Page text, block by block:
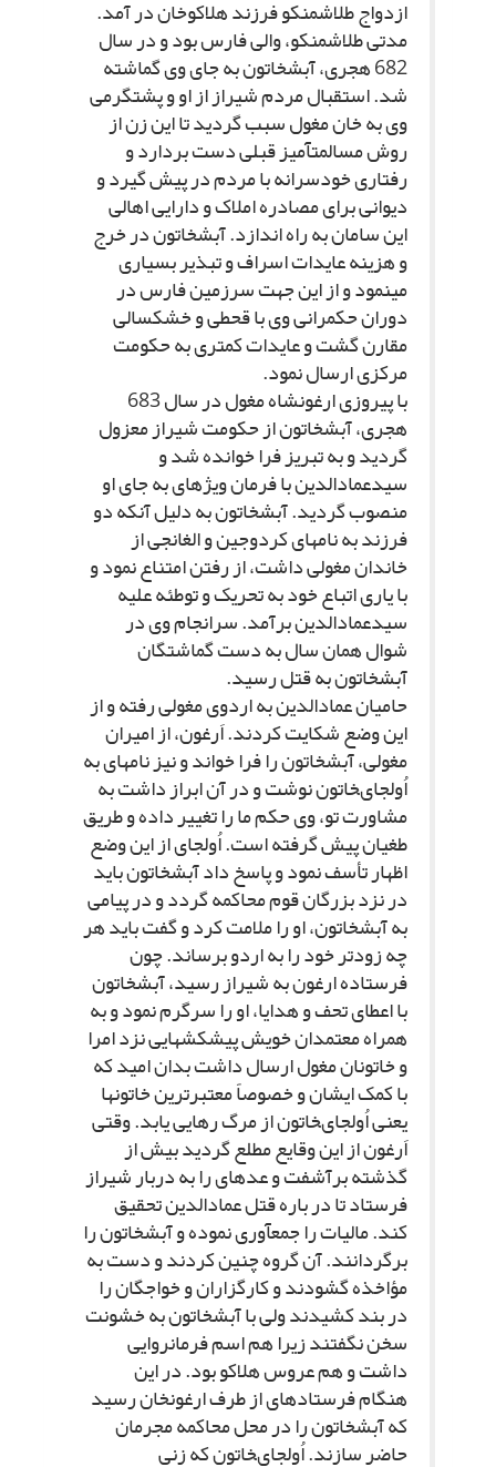
ازدواج طلاشمنکو فرزند هلاکوخان در آمد.
مدتى طلاشمنکو، والى فارس بود و در سال
682 هجرى، آبش‏خاتون به جاى وى گماشته
شد. استقبال مردم شیراز از او و پشتگرمى
وى به خان مغول سبب گردید تا این زن از
روش مسالمت‏آمیز قبلى دست بردارد و
رفتارى خودسرانه با مردم در پیش گیرد و
دیوانى براى مصادره املاک و دارایى اهالى
این سامان به راه اندازد. آبش‏خاتون در خرج
و هزینه عایدات اسراف و تبذیر بسیارى
مى‏نمود و از این جهت سرزمین فارس در
دوران حکمرانى وى با قحطى و خشکسالى
مقارن گشت و عایدات کمترى به حکومت
مرکزى ارسال نمود.
با پیروزى ارغون‏شاه مغول در سال 683
هجرى، آبش‏خاتون از حکومت شیراز معزول
گردید و به تبریز فرا خوانده شد و
سیدعمادالدین با فرمان ویژه‏اى به جاى او
منصوب گردید. آبش‏خاتون به دلیل آنکه دو
فرزند به نام‏هاى کردوجین و الغانجى از
خاندان مغولى داشت، از رفتن امتناع نمود و
با یارى اتباع خود به تحریک و توطئه علیه
سیدعمادالدین برآمد. سرانجام وى در
شوال همان سال به دست گماشتگان
آبش‏خاتون به قتل رسید.
حامیان عمادالدین به اردوى مغولى رفته و از
این وضع شکایت کردند. اَرغون، از امیران
مغولى، آبش‏خاتون را فرا خواند و نیز نامه‏اى به
اُولجاى‏خاتون نوشت و در آن ابراز داشت به
مشاورت تو، وى حکم ما را تغییر داده و طریق
طغیان پیش گرفته است. اُولجاى از این وضع
اظهار تأسف نمود و پاسخ داد آبش‏خاتون باید
در نزد بزرگان قوم محاکمه گردد و در پیامى
به آبش‏خاتون، او را ملامت کرد و گفت باید هر
چه زودتر خود را به اردو برساند. چون
فرستاده ارغون به شیراز رسید، آبش‏خاتون
با اعطاى تحف و هدایا، او را سرگرم نمود و به
همراه معتمدان خویش پیشکش‏هایى نزد امرا
و خاتونان مغول ارسال داشت بدان امید که
با کمک ایشان و خصوصاً معتبرترین خاتون‏ها
یعنى اُولجاى‏خاتون از مرگ رهایى یابد. وقتى
اَرغون از این وقایع مطلع گردید بیش از
گذشته برآشفت و عده‏اى را به دربار شیراز
فرستاد تا در باره قتل عمادالدین تحقیق
کند. مالیات را جمع‏آورى نموده و آبش‏خاتون را
برگردانند. آن گروه چنین کردند و دست به
مؤاخذه گشودند و کارگزاران و خواجگان را
در بند کشیدند ولى با آبش‏خاتون به خشونت
سخن نگفتند زیرا هم اسم فرمانروایى
داشت و هم عروس هلاکو بود. در این
هنگام فرستاده‏اى از طرف ارغون‏خان رسید
که آبش‏خاتون را در محل محاکمه مجرمان
حاضر سازند. اُولجاى‏خاتون که زنى